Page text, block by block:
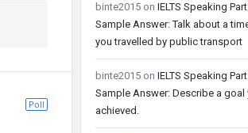
Poll
binte2015 on IELTS Speaking
Sample Answer: Talk about a
you travelled by public transport
binte2015 on IELTS Speaking
Sample Answer: Describe a goal
achieved.